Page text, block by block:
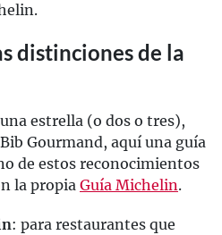
distinciones de la
estrella (o dos o tres),
Gourmand, aquí una guía
de estos reconocimientos
la propia Guía Michelin.
: para restaurantes que